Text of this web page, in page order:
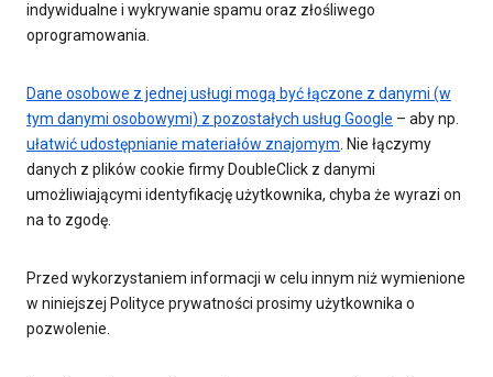
indywidualne i wykrywanie spamu oraz złośliwego
oprogramowania.
Dane osobowe z jednej usługi mogą być łączone z danymi (w
tym danymi osobowymi) z pozostałych usług Google – aby np.
ułatwić udostępnianie materiałów znajomym. Nie łączymy
danych z plików cookie firmy DoubleClick z danymi
umożliwiającymi identyfikację użytkownika, chyba że wyrazi on
na to zgodę.
Przed wykorzystaniem informacji w celu innym niż wymienione
w niniejszej Polityce prywatności prosimy użytkownika o
pozwolenie.